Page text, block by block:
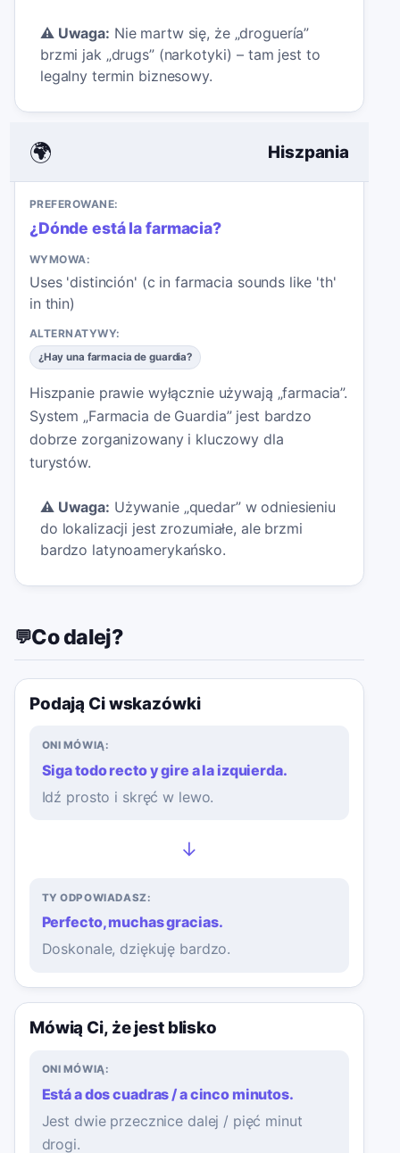
⚠️ Uwaga: Nie martw się, że „droguería”
brzmi jak „drugs” (narkotyki) – tam jest to
legalny termin biznesowy.
🌍 Hiszpania
PREFEROWANE:
¿Dónde está la farmacia?
WYMOWA:
Uses 'distinción' (c in farmacia sounds like 'th'
in thin)
ALTERNATYWY:
¿Hay una farmacia de guardia?
Hiszpanie prawie wyłącznie używają „farmacia”.
System „Farmacia de Guardia” jest bardzo
dobrze zorganizowany i kluczowy dla
turystów.
⚠️ Uwaga: Używanie „quedar” w odniesieniu
do lokalizacji jest zrozumiałe, ale brzmi
bardzo latynoamerykańsko.
💬Co dalej?
Podają Ci wskazówki
ONI MÓWIĄ:
Siga todo recto y gire a la izquierda.
Idź prosto i skręć w lewo.
→
TY ODPOWIADASZ:
Perfecto, muchas gracias.
Doskonale, dziękuję bardzo.
Mówią Ci, że jest blisko
ONI MÓWIĄ:
Está a dos cuadras / a cinco minutos.
Jest dwie przecznice dalej / pięć minut
drogi.